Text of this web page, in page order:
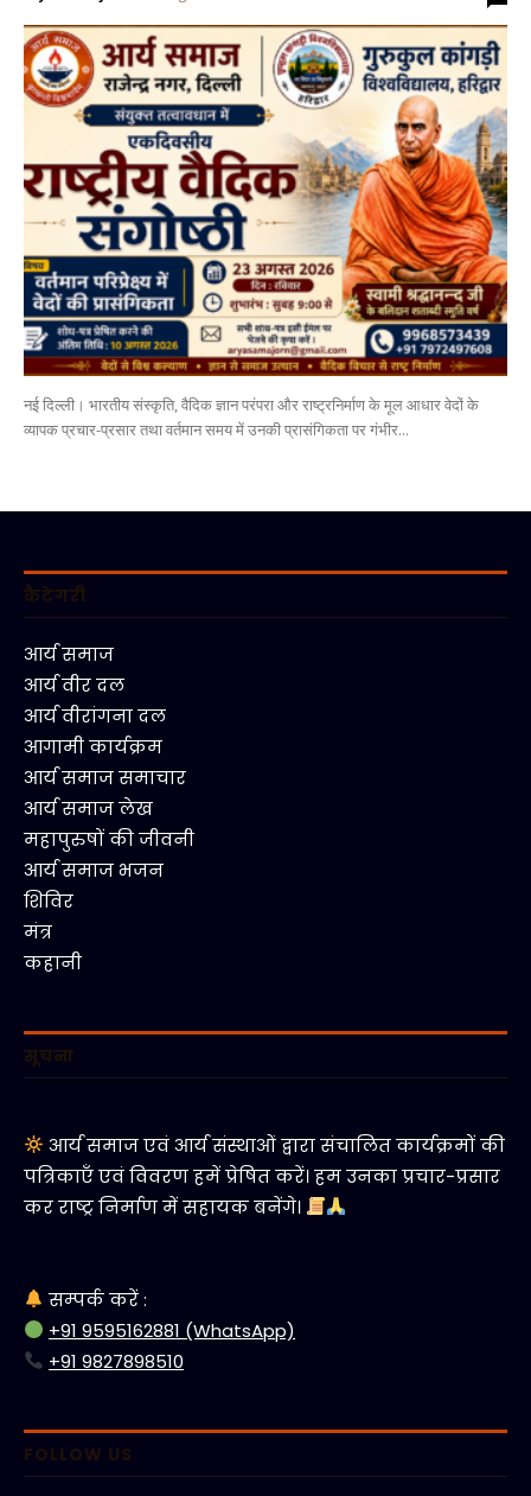
नई दिल्ली। भारतीय संस्कृति, वैदिक ज्ञान परंपरा और राष्ट्रनिर्माण के मूल आधार वेदों के
व्यापक प्रचार-प्रसार तथा वर्तमान समय में उनकी प्रासंगिकता पर गंभीर...
कैटेगरी
आर्य समाज
आर्य वीर दल
आर्य वीरांगना दल
आगामी कार्यक्रम
आर्य समाज समाचार
आर्य समाज लेख
महापुरुषों की जीवनी
आर्य समाज भजन
शिविर
मंत्र
कहानी
सूचना
आर्य समाज एवं आर्य संस्थाओं द्वारा संचालित कार्यक्रमों की
पत्रिकाएँ एवं विवरण हमें प्रेषित करें। हम उनका प्रचार-प्रसार
कर राष्ट्र निर्माण में सहायक बनेंगे।
सम्पर्क करें :
+91 9595162881 (WhatsApp)
+91 9827898510
FOLLOW US